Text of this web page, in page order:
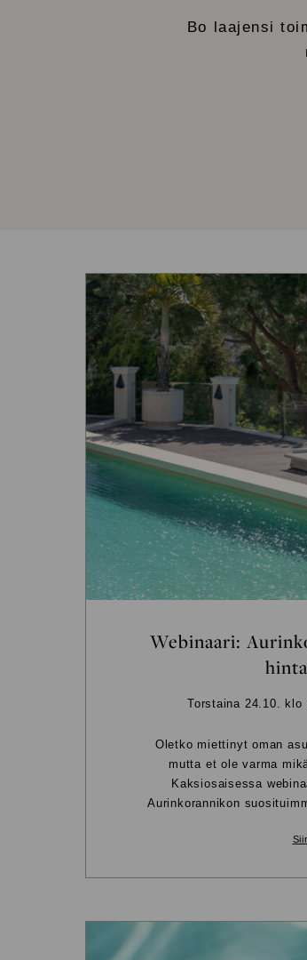
Bo laajensi
Webinaari:
Torstaina 24.10. klo
Oletko miettinyt oman
mutta et ole varma
Kaksiosaisessa
Aurinkorannikon